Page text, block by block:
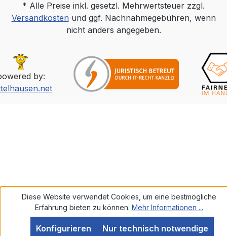
* Alle Preise inkl. gesetzl. Mehrwertsteuer zzgl.
Versandkostenund ggf. Nachnahmegebühren, wenn
nicht anders angegeben.
by:
Diese Website verwendet Cookies, um eine bestmögliche
Erfahrung bieten zu können. Mehr Informationen ...
Nur technisch notwendige
Konfigurieren